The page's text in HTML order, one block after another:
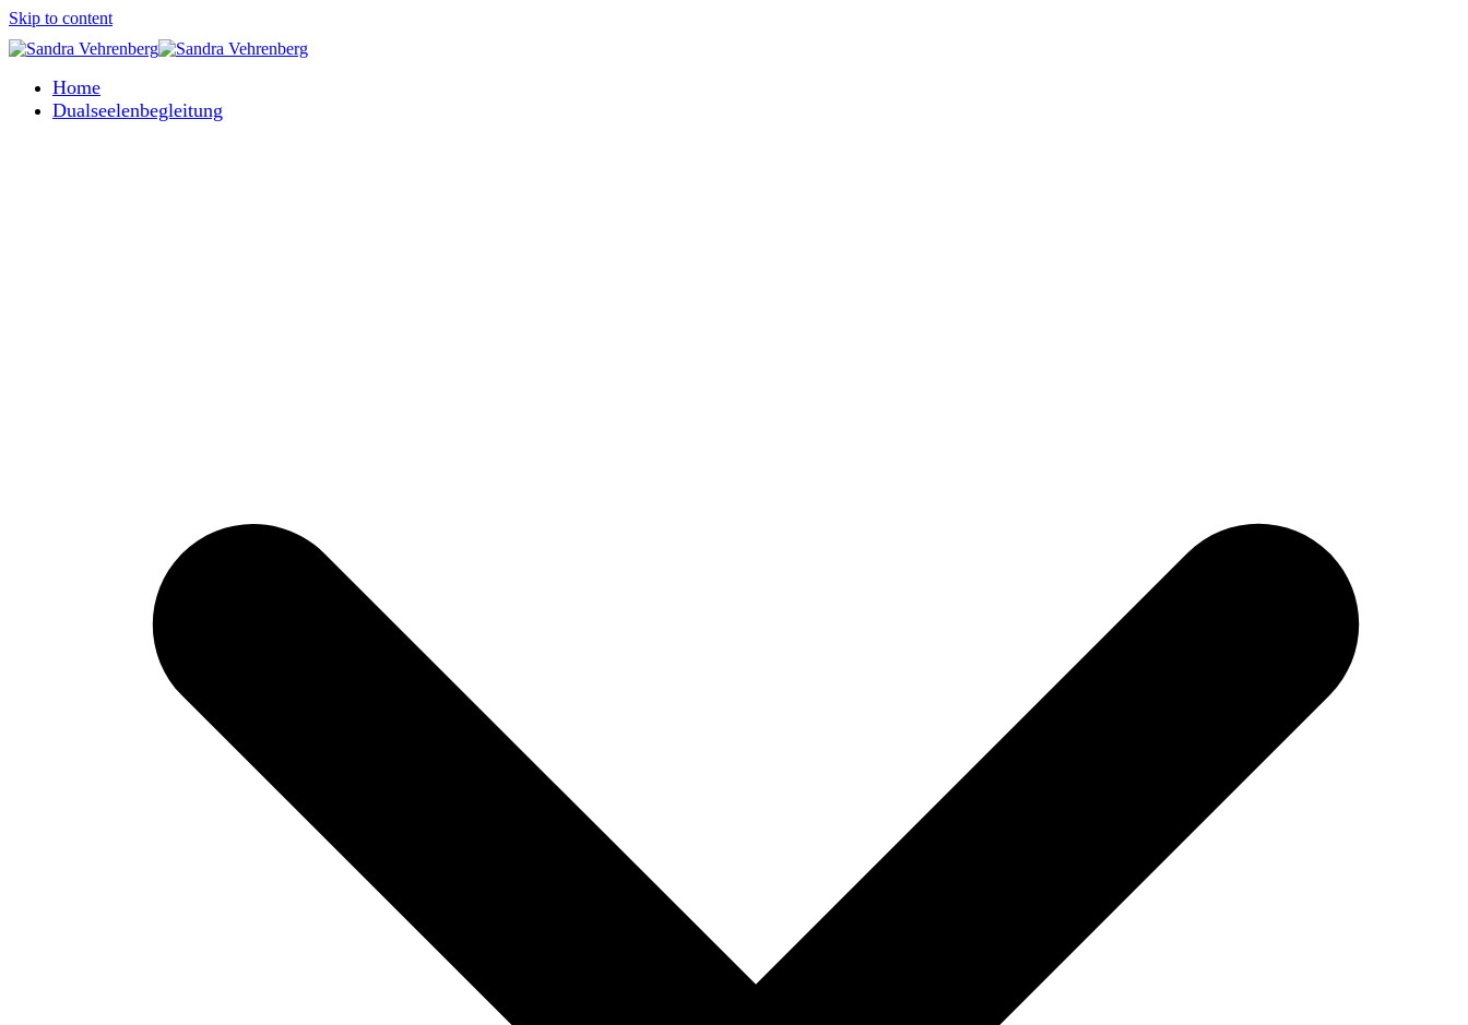
Skip to content
Home
Dualseelenbegleitung